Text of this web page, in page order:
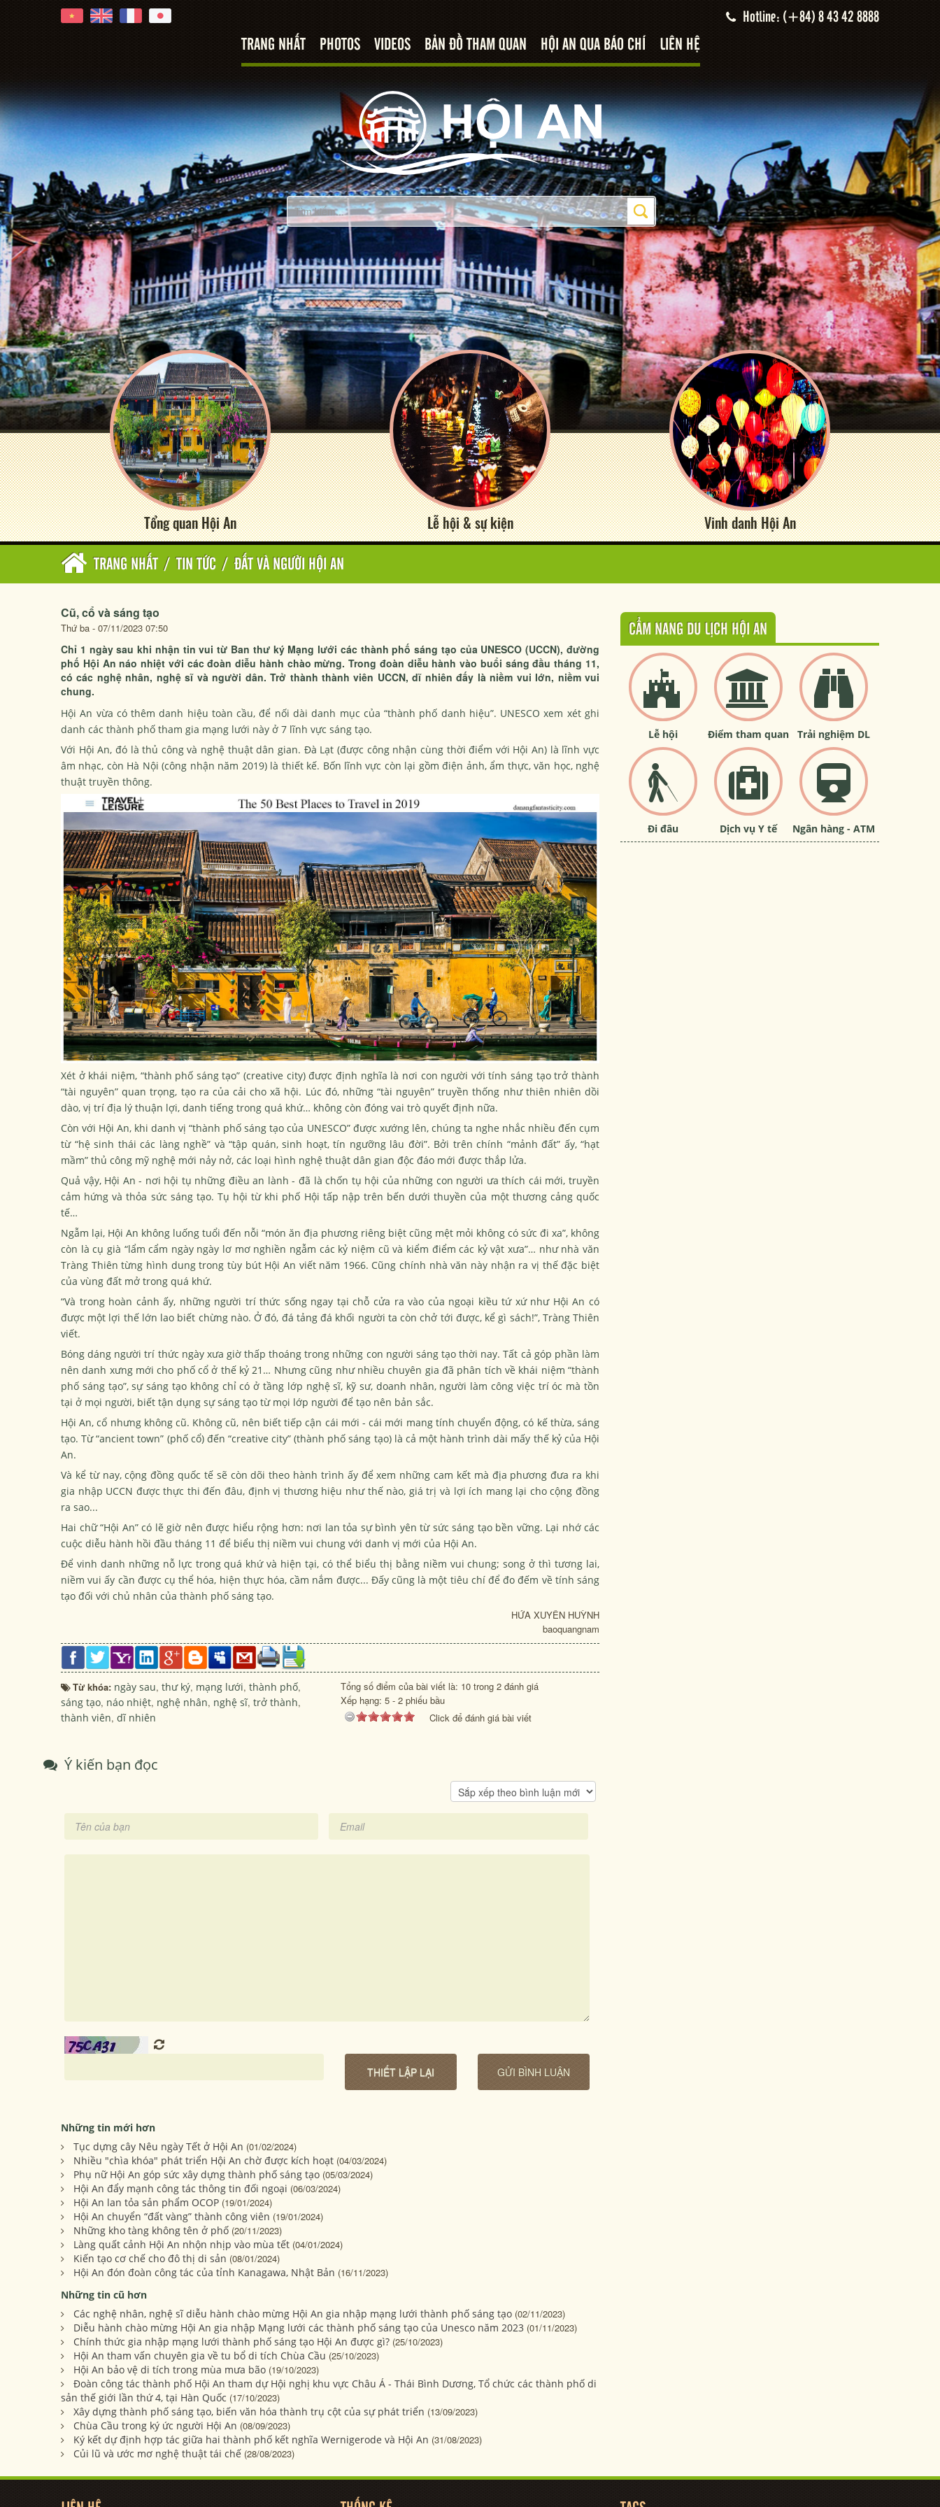
Hotline: (+84) 8 43 42 8888
TRANG NHẤT PHOTOS VIDEOS BẢN ĐỒ THAM QUAN HỘI AN QUA BÁO CHÍ LIÊN HỆ
Tổng quan Hội An Lễ hội & sự kiện Vinh danh Hội An
TRANG NHẤT / TIN TỨC / ĐẤT VÀ NGƯỜI HỘI AN
Cũ, cổ và sáng tạo
Thứ ba - 07/11/2023 07:50
Chỉ 1 ngày sau khi nhận tin vui từ Ban thư ký Mạng lưới các thành phố sáng tạo của UNESCO (UCCN), đường
phố Hội An náo nhiệt với các đoàn diễu hành chào mừng. Trong đoàn diễu hành vào buổi sáng đầu tháng 11,
có các nghệ nhân, nghệ sĩ và người dân. Trở thành thành viên UCCN, dĩ nhiên đấy là niềm vui lớn, niềm vui
chung.
Hội An vừa có thêm danh hiệu toàn cầu, để nối dài danh mục của “thành phố danh hiệu”. UNESCO xem xét ghi
danh các thành phố tham gia mạng lưới này ở 7 lĩnh vực sáng tạo.
Với Hội An, đó là thủ công và nghệ thuật dân gian. Đà Lạt (được công nhận cùng thời điểm với Hội An) là lĩnh vực
âm nhạc, còn Hà Nội (công nhận năm 2019) là thiết kế. Bốn lĩnh vực còn lại gồm điện ảnh, ẩm thực, văn học, nghệ
thuật truyền thông.
Xét ở khái niệm, “thành phố sáng tạo” (creative city) được định nghĩa là nơi con người với tính sáng tạo trở thành
“tài nguyên” quan trọng, tạo ra của cải cho xã hội. Lúc đó, những “tài nguyên” truyền thống như thiên nhiên dồi
dào, vị trí địa lý thuận lợi, danh tiếng trong quá khứ… không còn đóng vai trò quyết định nữa.
Còn với Hội An, khi danh vị “thành phố sáng tạo của UNESCO” được xướng lên, chúng ta nghe nhắc nhiều đến cụm
từ “hệ sinh thái các làng nghề” và “tập quán, sinh hoạt, tín ngưỡng lâu đời”. Bởi trên chính “mảnh đất” ấy, “hạt
mầm” thủ công mỹ nghệ mới nảy nở, các loại hình nghệ thuật dân gian độc đáo mới được thắp lửa.
Quả vậy, Hội An - nơi hội tụ những điều an lành - đã là chốn tụ hội của những con người ưa thích cái mới, truyền
cảm hứng và thỏa sức sáng tạo. Tụ hội từ khi phố Hội tấp nập trên bến dưới thuyền của một thương cảng quốc
tế…
Ngẫm lại, Hội An không luống tuổi đến nỗi “món ăn địa phương riêng biệt cũng mệt mỏi không có sức đi xa”, không
còn là cụ già “lẩm cẩm ngày ngày lơ mơ nghiền ngẫm các kỷ niệm cũ và kiểm điểm các kỷ vật xưa”… như nhà văn
Tràng Thiên từng hình dung trong tùy bút Hội An viết năm 1966. Cũng chính nhà văn này nhận ra vị thế đặc biệt
của vùng đất mở trong quá khứ.
“Và trong hoàn cảnh ấy, những người trí thức sống ngay tại chỗ cửa ra vào của ngoại kiều tứ xứ như Hội An có
được một lợi thế lớn lao biết chừng nào. Ở đó, đá tảng đá khối người ta còn chở tới được, kể gì sách!”, Tràng Thiên
viết.
Bóng dáng người trí thức ngày xưa giờ thấp thoáng trong những con người sáng tạo thời nay. Tất cả góp phần làm
nên danh xưng mới cho phố cổ ở thế kỷ 21… Nhưng cũng như nhiều chuyên gia đã phân tích về khái niệm “thành
phố sáng tạo”, sự sáng tạo không chỉ có ở tầng lớp nghệ sĩ, kỹ sư, doanh nhân, người làm công việc trí óc mà tồn
tại ở mọi người, biết tận dụng sự sáng tạo từ mọi lớp người để tạo nên bản sắc.
Hội An, cổ nhưng không cũ. Không cũ, nên biết tiếp cận cái mới - cái mới mang tính chuyển động, có kế thừa, sáng
tạo. Từ “ancient town” (phố cổ) đến “creative city” (thành phố sáng tạo) là cả một hành trình dài mấy thế kỷ của Hội
An.
Và kể từ nay, cộng đồng quốc tế sẽ còn dõi theo hành trình ấy để xem những cam kết mà địa phương đưa ra khi
gia nhập UCCN được thực thi đến đâu, định vị thương hiệu như thế nào, giá trị và lợi ích mang lại cho cộng đồng
ra sao...
Hai chữ “Hội An” có lẽ giờ nên được hiểu rộng hơn: nơi lan tỏa sự bình yên từ sức sáng tạo bền vững. Lại nhớ các
cuộc diễu hành hồi đầu tháng 11 để biểu thị niềm vui chung với danh vị mới của Hội An.
Để vinh danh những nỗ lực trong quá khứ và hiện tại, có thể biểu thị bằng niềm vui chung; song ở thì tương lai,
niềm vui ấy cần được cụ thể hóa, hiện thực hóa, cầm nắm được... Đấy cũng là một tiêu chí để đo đếm về tính sáng
tạo đối với chủ nhân của thành phố sáng tạo.
HỨA XUYÊN HUỲNH
baoquangnam
Từ khóa: ngày sau, thư ký, mạng lưới, thành phố,
sáng tạo, náo nhiệt, nghệ nhân, nghệ sĩ, trở thành,
thành viên, dĩ nhiên
Tổng số điểm của bài viết là: 10 trong 2 đánh giá
Xếp hạng: 5 - 2 phiếu bầu
Click để đánh giá bài viết
Ý kiến bạn đọc
Những tin mới hơn
Tục dựng cây Nêu ngày Tết ở Hội An (01/02/2024)
Nhiều "chìa khóa" phát triển Hội An chờ được kích hoạt (04/03/2024)
Phụ nữ Hội An góp sức xây dựng thành phố sáng tạo (05/03/2024)
Hội An đẩy mạnh công tác thông tin đối ngoại (06/03/2024)
Hội An lan tỏa sản phẩm OCOP (19/01/2024)
Hội An chuyển “đất vàng” thành công viên (19/01/2024)
Những kho tàng không tên ở phố (20/11/2023)
Làng quất cảnh Hội An nhộn nhịp vào mùa tết (04/01/2024)
Kiến tạo cơ chế cho đô thị di sản (08/01/2024)
Hội An đón đoàn công tác của tỉnh Kanagawa, Nhật Bản (16/11/2023)
Những tin cũ hơn
Các nghệ nhân, nghệ sĩ diễu hành chào mừng Hội An gia nhập mạng lưới thành phố sáng tạo (02/11/2023)
Diễu hành chào mừng Hội An gia nhập Mạng lưới các thành phố sáng tạo của Unesco năm 2023 (01/11/2023)
Chính thức gia nhập mạng lưới thành phố sáng tạo Hội An được gì? (25/10/2023)
Hội An tham vấn chuyên gia về tu bổ di tích Chùa Cầu (25/10/2023)
Hội An bảo vệ di tích trong mùa mưa bão (19/10/2023)
Đoàn công tác thành phố Hội An tham dự Hội nghị khu vực Châu Á - Thái Bình Dương, Tổ chức các thành phố di
sản thế giới lần thứ 4, tại Hàn Quốc (17/10/2023)
Xây dựng thành phố sáng tạo, biến văn hóa thành trụ cột của sự phát triển (13/09/2023)
Chùa Cầu trong ký ức người Hội An (08/09/2023)
Ký kết dự định hợp tác giữa hai thành phố kết nghĩa Wernigerode và Hội An (31/08/2023)
Củi lũ và ước mơ nghệ thuật tái chế (28/08/2023)
CẨM NANG DU LỊCH HỘI AN
Lễ hội Điểm tham quan Trải nghiệm DL
Đi đâu Dịch vụ Y tế Ngân hàng - ATM